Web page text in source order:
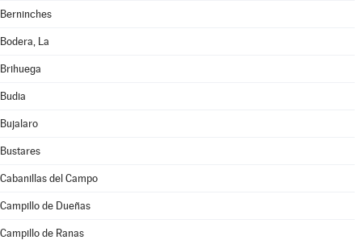
Berninches
Bodera, La
Brihuega
Budia
Bujalaro
Bustares
Cabanillas del Campo
Campillo de Dueñas
Campillo de Ranas